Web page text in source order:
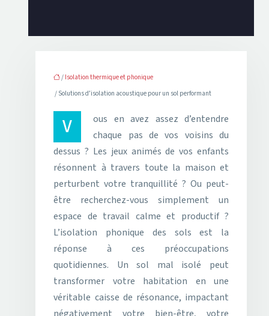
/ Isolation thermique et phonique
/ Solutions d’isolation acoustique pour un sol performant
Vous en avez assez d’entendre
chaque pas de vos voisins du
dessus ? Les jeux animés de vos enfants
résonnent à travers toute la maison et
perturbent votre tranquillité ? Ou peut-
être recherchez-vous simplement un
espace de travail calme et productif ?
L’isolation phonique des sols est la
réponse à ces préoccupations
quotidiennes. Un sol mal isolé peut
transformer votre habitation en une
véritable caisse de résonance, impactant